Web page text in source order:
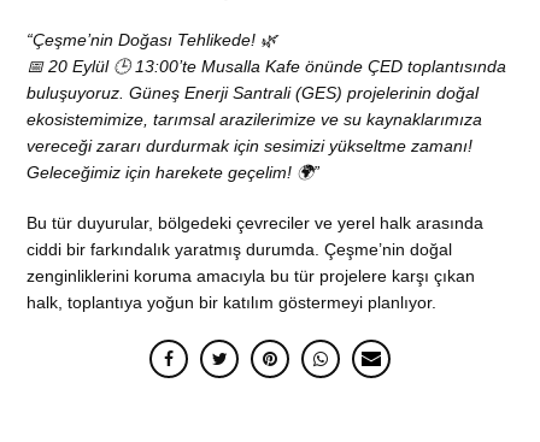
“Çeşme’nin Doğası Tehlikede! 🌿
📅 20 Eylül 🕒 13:00’te Musalla Kafe önünde ÇED toplantısında
buluşuyoruz. Güneş Enerji Santrali (GES) projelerinin doğal
ekosistemimize, tarımsal arazilerimize ve su kaynaklarımıza
vereceği zararı durdurmak için sesimizi yükseltme zamanı!
Geleceğimiz için harekete geçelim! 🌍”
Bu tür duyurular, bölgedeki çevreciler ve yerel halk arasında
ciddi bir farkındalık yaratmış durumda. Çeşme’nin doğal
zenginliklerini koruma amacıyla bu tür projelere karşı çıkan
halk, toplantıya yoğun bir katılım göstermeyi planlıyor.